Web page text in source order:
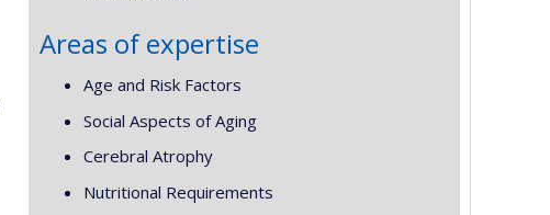
Areas of expertise
Age and Risk Factors
Social Aspects of Aging
Cerebral Atrophy
Nutritional Requirements